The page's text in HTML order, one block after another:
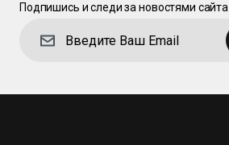
Подпишись и следи за новостями сайта